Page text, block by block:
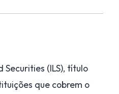
Securities (ILS), título
que cobrem o